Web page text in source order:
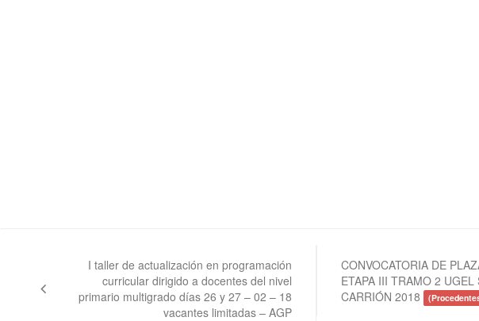
entradas
I taller de actualización en programación
curricular dirigido a docentes del nivel
primario multigrado días 26 y 27 – 02 – 18
vacantes limitadas – AGP
CONVOCATORIA DE
ETAPA III TRAMO 2 UGEL
CARRIÓN 2018